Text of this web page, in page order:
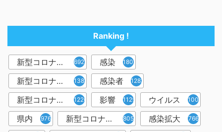
Ranking !
新型コロナウイルス 6921 感染 1809
新型コロナウィルス 1382 感染者 1283
新型コロナウイルス感染症 1226 影響 1129 ウイルス 1001
県内 976 新型コロナウイルス感染 805 感染拡大 766